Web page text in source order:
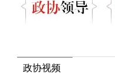
政协视频